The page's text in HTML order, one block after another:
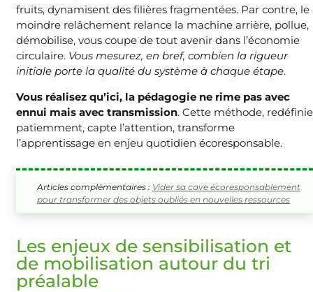
fruits, dynamisent des filières fragmentées. Par contre, le
moindre relâchement relance la machine arrière, pollue,
démobilise, vous coupe de tout avenir dans l’économie
circulaire. Vous mesurez, en bref, combien la rigueur
initiale porte la qualité du système à chaque étape.
Vous réalisez qu’ici, la pédagogie ne rime pas avec
ennui mais avec transmission. Cette méthode, redéfinie
patiemment, capte l’attention, transforme
l’apprentissage en enjeu quotidien écoresponsable.
Articles complémentaires : Vider sa cave écoresponsablement
pour transformer des objets oubliés en nouvelles ressources
Les enjeux de sensibilisation et
de mobilisation autour du tri
préalable